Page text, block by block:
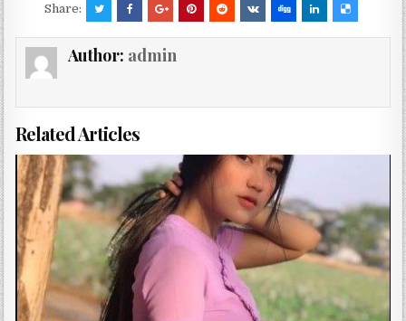
Share:
Author: admin
Related Articles